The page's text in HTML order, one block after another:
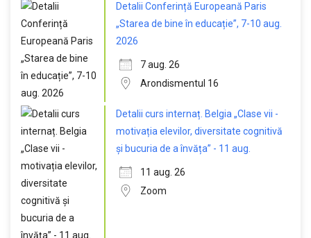
Detalii Conferință Europeană Paris
„Starea de bine în educație”, 7-10 aug.
2026
7 aug. 26
Arondismentul 16
Detalii curs internaț. Belgia „Clase vii -
motivația elevilor, diversitate cognitivă
și bucuria de a învăța” - 11 aug.
11 aug. 26
Zoom